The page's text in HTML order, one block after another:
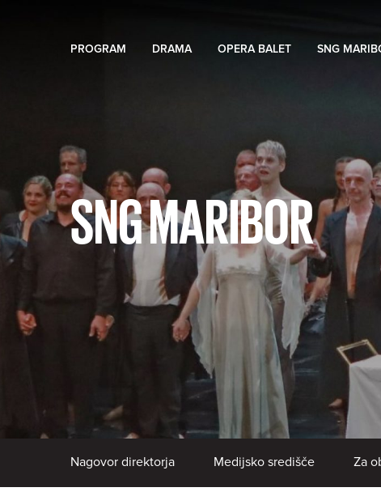
PROGRAM DRAMA OPERA BALET SNG
SNG MARIBOR
Nagovor direktorja Medijsko središče Za